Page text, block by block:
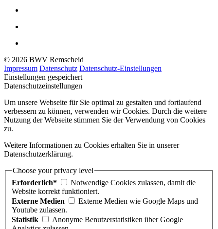
© 2026 BWV Remscheid
Impressum Datenschutz Datenschutz-Einstellungen
Einstellungen gespeichert
Datenschutzeinstellungen
Um unsere Webseite für Sie optimal zu gestalten und fortlaufend
verbessern zu können, verwenden wir Cookies. Durch die weitere
Nutzung der Webseite stimmen Sie der Verwendung von Cookies
zu.
Weitere Informationen zu Cookies erhalten Sie in unserer
Datenschutzerklärung.
Choose your privacy level
Erforderlich*
Notwendige Cookies zulassen, damit die
Website korrekt funktioniert.
Externe Medien
Externe Medien wie Google Maps und
Youtube zulassen.
Statistik
Anonyme Benutzerstatistiken über Google